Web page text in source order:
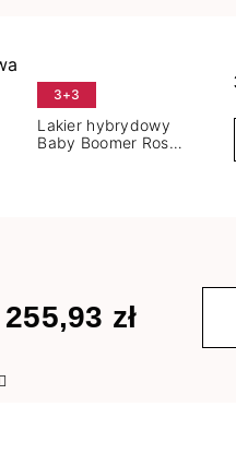
3+3
Lakier hybrydowy
Baby Boomer Rose
255,93 zł